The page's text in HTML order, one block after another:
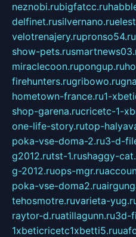
neznobi.rubigfatcc.ru
delfinet.rusilvernano.ru
velotrenajery.rupronso54.ru
show-pets.ru
miraclecoon.rupongup.ru
firehunters.rugribowo.ru
hometown-france.ru1-
shop-garena.rucricetc-1-
one-life-story.rutop-
poka-vse-doma-2.ru3-d-
g2012.rutst-1.rushaggy-
g-2012.ruops-mgr.ru
poka-vse-doma2.ru
tehosmotre.ruvarieta-
raytor-d.ruatillagunn.ru3d-
1xbeticricetc1xbetti5.ru